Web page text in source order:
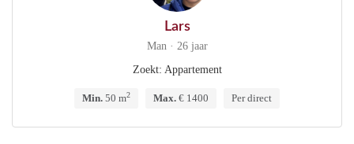
Lars
Man · 26 jaar
Zoekt: Appartement
Min. 50 m2 Max. € 1400 Per direct